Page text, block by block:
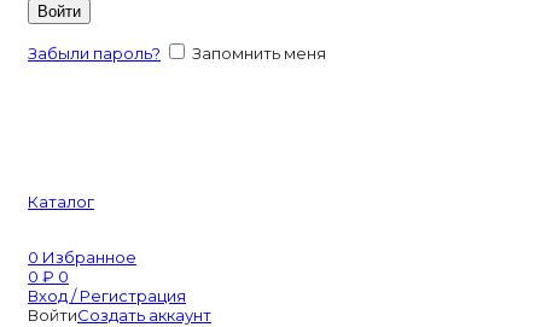
Войти
Забыли пароль? Запомнить меня
Каталог
0 Избранное
0 ₽ 0
Вход / Регистрация
ВойтиСоздать аккаунт